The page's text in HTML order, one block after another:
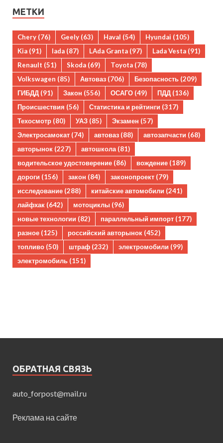
МЕТКИ
Chery (76) Geely (63) Haval (54) Hyundai (105)
Kia (91) lada (87) LAda Granta (97) Lada Vesta (91)
Renault (51) Skoda (69) Toyota (78)
Volkswagen (85) Автоваз (706) Безопасность (209)
ГИБДД (91) Закон (556) ОСАГО (49) ПДД (136)
Происшествия (56) Статистика и рейтинги (317)
Техосмотр (80) УАЗ (85) Экзамен (57)
Электросамокат (74) автоваз (88) автозапчасти (68)
авторынок (227) автошкола (81)
водительское удостоверение (86) вождение (189)
дороги (156) закон (84) законопроект (79)
исследование (288) китайские автомобили (241)
лайфхак (642) мотоциклы (96)
новые технологии (82) параллельный импорт (177)
разное (125) российский авторынок (452)
топливо (50) штраф (232) электромобили (99)
электромобиль (151)
ОБРАТНАЯ СВЯЗЬ
auto_forpost@mail.ru
Реклама на сайте